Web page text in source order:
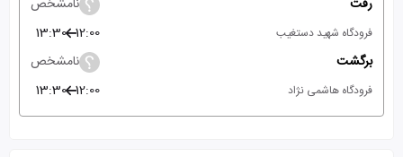
رفت نامشخص
فرودگاه شهید دستغیب 12:00
13:30
برگشت
نامشخص
فرودگاه هاشمی نژاد 12:00
13:30